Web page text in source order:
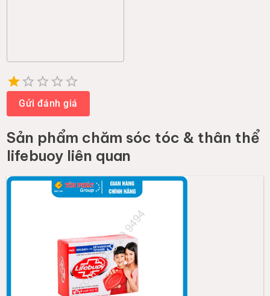
1 Star
2 Stars
3 Stars
4 Stars
5 Stars
Gửi đánh giá
Sản phẩm chăm sóc tóc & thân thể
lifebuoy liên quan